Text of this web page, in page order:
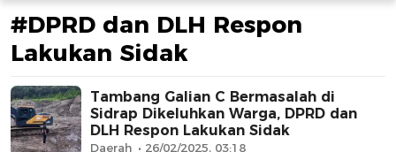
#DPRD dan DLH Respon
Lakukan Sidak
Tambang Galian C Bermasalah di
Sidrap Dikeluhkan Warga, DPRD dan
DLH Respon Lakukan Sidak
Daerah 26/02/2025, 03:18